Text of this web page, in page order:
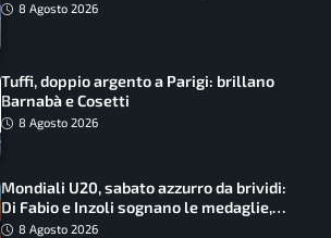
8 Agosto 2026
Tuffi, doppio argento a Parigi: brillano
Barnabà e Cosetti
8 Agosto 2026
Mondiali U20, sabato azzurro da brividi:
Di Fabio e Inzoli sognano le medaglie,
Castellani e Succo in finale
8 Agosto 2026